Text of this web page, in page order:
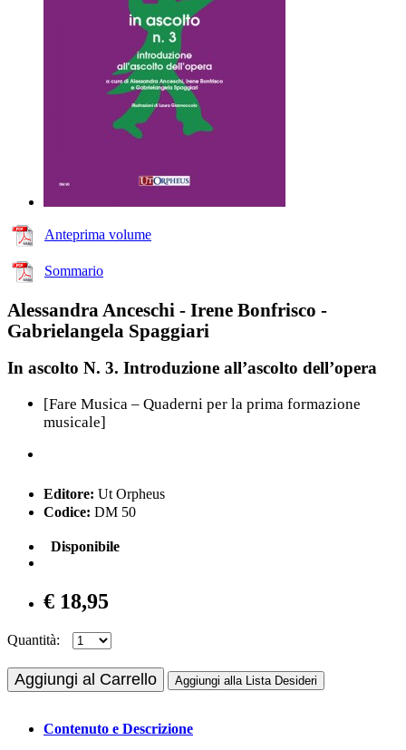
Anteprima volume
Sommario
Alessandra Anceschi - Irene Bonfrisco -
Gabrielangela Spaggiari
In ascolto N. 3. Introduzione all’ascolto dell’opera
[Fare Musica – Quaderni per la prima formazione
musicale]
Editore: Ut Orpheus
Codice: DM 50
Disponibile
€ 18,95
Quantità:
Aggiungi al Carrello Aggiungi alla Lista Desideri
Contenuto e Descrizione